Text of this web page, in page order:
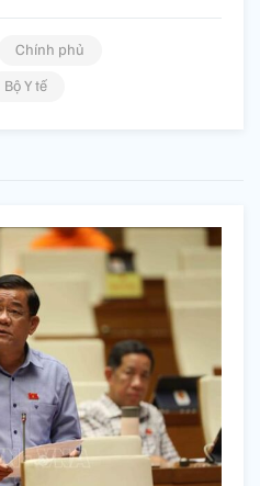
Chính phủ
Bộ Y tế